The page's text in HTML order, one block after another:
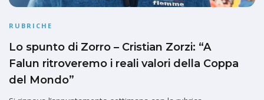
RUBRICHE
Lo spunto di Zorro – Cristian Zorzi: “A
Falun ritroveremo i reali valori della Coppa
del Mondo”